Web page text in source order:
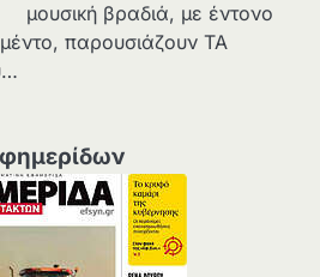
μουσική βραδιά, με έντονο
παρουσιάζουν ΤΑ